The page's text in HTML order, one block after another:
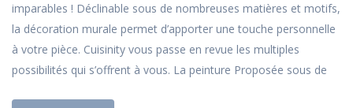
imparables ! Déclinable sous de nombreuses matières et motifs,
la décoration murale permet d’apporter une touche personnelle
à votre pièce. Cuisinity vous passe en revue les multiples
possibilités qui s’offrent à vous. La peinture Proposée sous de